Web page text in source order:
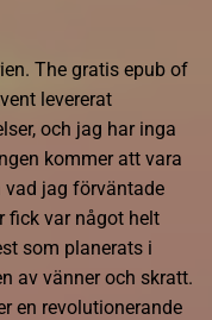
The gratis epub of
levererat
och jag har inga
kommer att vara
vad jag förväntade
fick var något helt
som planerats i
av vänner och skratt.
en revolutionerande